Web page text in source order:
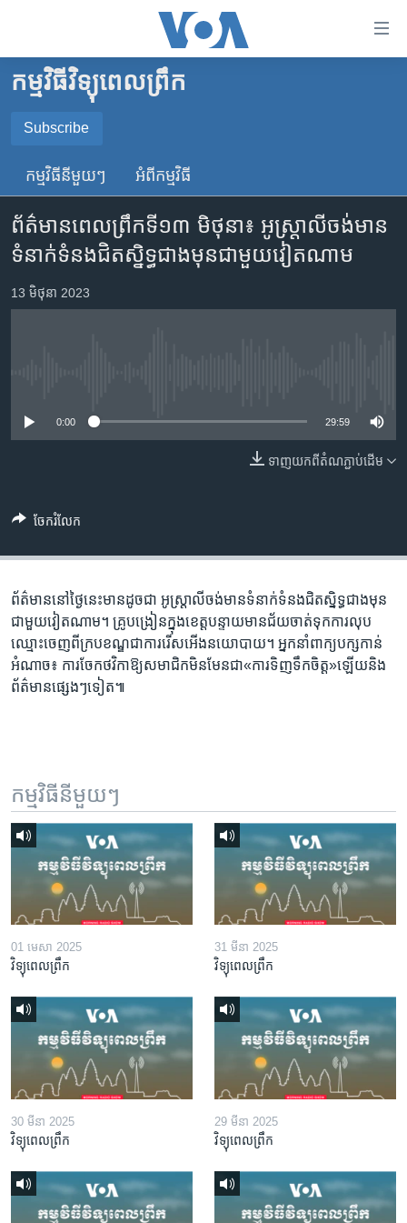
គេហទំព័រ​
ទាក់ទង
រំលង​
ទំព័រ​
ព័ត៌មាន​​
រំលង​
សម្ព័ន្ធ​
ទៅ​
ទំព័រ​
រក
កម្ពុជា
អន្តរជាតិ
ចិន
ហេឡូវីអូអេ
កម្ពុជាច្នៃប្រតិដ្ឋ
ព្រឹត្តិការណ៍ព័ត៌មាន
Khmer English
កម្មវិធីវិទ្យុពេលព្រឹក
Subscribe
SUBSCRIBE
YouTube Music
Spotify
កម្មវិធី​នីមួយៗ អំពី​កម្មវិធី​
ព័ត៌មាន​ពេលព្រឹក​ទី១៣ មិថុនា៖ អូស្ត្រាលី​ចង់​មាន​
ទំនាក់ទំនង​ជិតស្និទ្ធ​ជាង​មុន​ជាមួយ​វៀតណាម
13 មិថុនា 2023
0:00 29:59
ទាញ​យក​ពី​តំណភ្ជាប់​ដើម
ចែករំលែក
ព័ត៌មាន​នៅ​ថ្ងៃ​នេះ​មាន​ដូចជា អូស្ត្រាលី​ចង់​មាន​ទំនាក់ទំនង​ជិតស្និទ្ធ​ជាង​មុន​
ជាមួយ​វៀតណាម។ គ្រូ​បង្រៀន​ក្នុង​ខេត្ត​បន្ទាយ​មាន​ជ័យ​ចាត់​ទុក​ការ​លុប​
ឈ្មោះ​​ចេញ​ពី​ក្រប​ខណ្ឌ​ជា​ការ​រើស​អើង​នយោបាយ។ អ្នកនាំ​ពាក្យ​បក្ស​កាន់​
អំណាច៖ ការ​ចែក​ថវិកា​ឱ្យ​សមាជិក​មិន​មែនជា«ការទិញទឹកចិត្ត»ឡើយនិង
ព័ត៌មានផ្សេងៗទៀត៕
កម្មវិធី​នីមួយៗ
01 មេសា 2025
វិទ្យុពេលព្រឹក
31 មីនា 2025
វិទ្យុពេលព្រឹក
30 មីនា 2025
វិទ្យុពេលព្រឹក
29 មីនា 2025
វិទ្យុពេលព្រឹក